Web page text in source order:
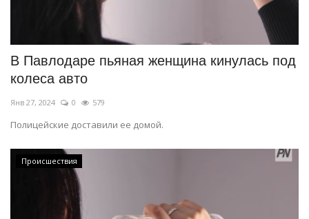
В Павлодаре пьяная женщина кинулась под
колеса авто
Янв 27, 2024 0 579
Полицейские доставили ее домой.
Происшествия